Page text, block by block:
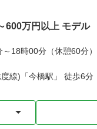
600万円以上 モデル
18時00分（休憩60分）
線)「今橋駅」 徒歩6分